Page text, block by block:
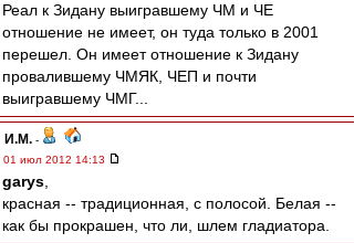
Реал к Зидану выигравшему ЧМ и ЧЕ
отношение не имеет, он туда только в 2001
перешел. Он имеет отношение к Зидану
провалившему ЧМЯК, ЧЕП и почти
выигравшему ЧМГ...
И.М. -
01 июл 2012 14:13
garys
красная -- традиционная, с полосой. Белая --
как бы прокрашен, что ли, шлем гладиатора.